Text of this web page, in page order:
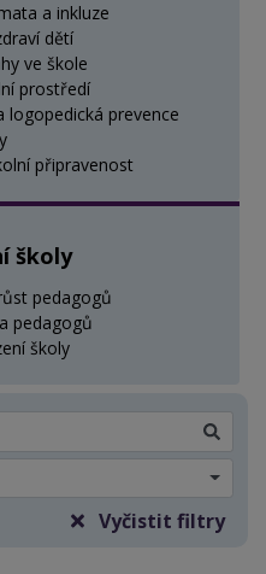
a inkluze
dětí
ve škole
prostředí
logopedická prevence
připravenost
školy
pedagogů
pedagogů
školy
Vyčistit filtry